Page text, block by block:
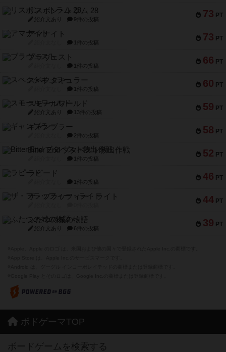
73 PT
リスボン・トラム 28
紹介文あり 9件の投稿
73 PT
アマナイト
1件の投稿
66 PT
ブラヴェスト
1件の投稿
60 PT
スペクタキュラー
1件の投稿
59 PT
スモールワールド
紹介文あり 13件の投稿
58 PT
ギャンブラー
2件の投稿
52 PT
Bitter End ブタペスト救出作戦
1件の投稿
46 PT
ラピード
1件の投稿
44 PT
ザ・フラッフィー・ライト
39 PT
ふたつの城の物語
紹介文あり 6件の投稿
ボドゲーマTOP
ボードゲームを検索する